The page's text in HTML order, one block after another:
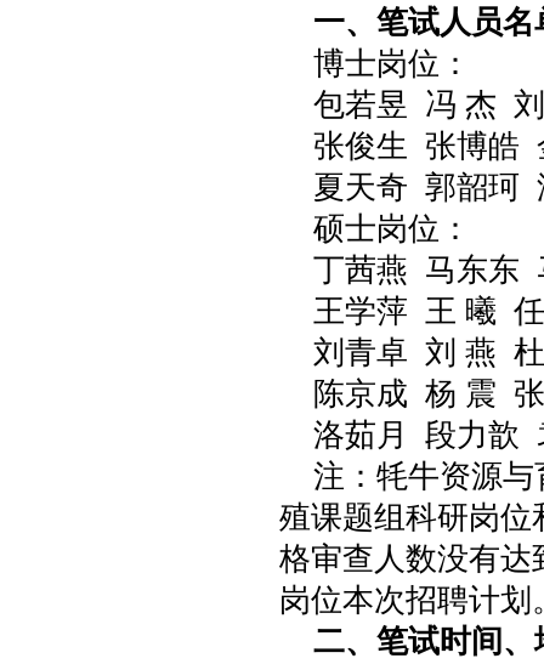
一、笔试人员
博士岗位：
包若昱 冯 杰
张俊生 张博皓
夏天奇 郭韶珂
硕士岗位：
丁茜燕 马东东
王学萍 王 曦
刘青卓 刘 燕
陈京成 杨 震
洛茹月 段力
注：牦牛资源
殖课题组科研岗位
格审查人数没有达
岗位本次招聘计划
二、笔试时间